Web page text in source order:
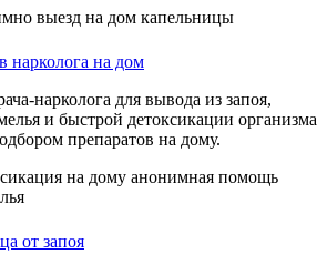
выезд на дом капельницы
нарколога на дом
нарколога для вывода из запоя,
и быстрой детоксикации организма
препаратов на дому.
на дому анонимная помощь
от запоя